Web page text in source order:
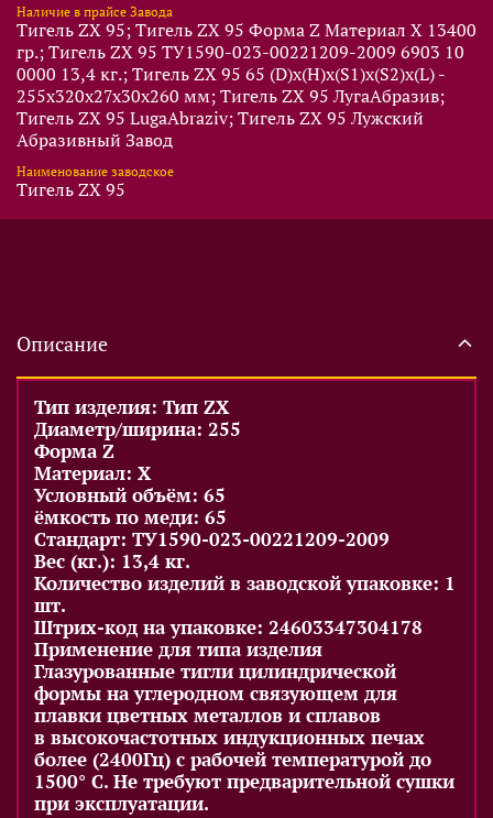
Наличие в прайсе Завода
Тигель ZX 95; Тигель ZX 95 Форма Z Материал X 13400
гр.; Тигель ZX 95 ТУ1590-023-00221209-2009 6903 10
0000 13,4 кг.; Тигель ZX 95 65 (D)x(Н)x(S1)x(S2)x(L) -
255x320x27x30x260 мм; Тигель ZX 95 ЛугаАбразив;
Тигель ZX 95 LugaAbraziv; Тигель ZX 95 Лужский
Абразивный Завод
Наименование заводское
Тигель ZX 95
Описание
Тип изделия: Тип ZX
Диаметр/ширина: 255
Форма Z
Материал: X
Условный объём: 65
ёмкость по меди: 65
Стандарт: ТУ1590-023-00221209-2009
Вес (кг.): 13,4 кг.
Количество изделий в заводской упаковке: 1
шт.
Штрих-код на упаковке: 24603347304178
Применение для типа изделия
Глазурованные тигли цилиндрической
формы на углеродном связующем для
плавки цветных металлов и сплавов
в высокочастотных индукционных печах
более (2400Гц) с рабочей температурой до
1500° С. Не требуют предварительной сушки
при эксплуатации.